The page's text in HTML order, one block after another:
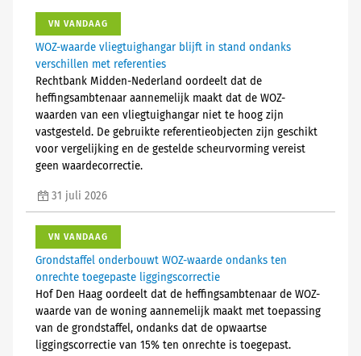
VN VANDAAG
WOZ-waarde vliegtuighangar blijft in stand ondanks
verschillen met referenties
Rechtbank Midden-Nederland oordeelt dat de
heffingsambtenaar aannemelijk maakt dat de WOZ-
waarden van een vliegtuighangar niet te hoog zijn
vastgesteld. De gebruikte referentieobjecten zijn geschikt
voor vergelijking en de gestelde scheurvorming vereist
geen waardecorrectie.
31 juli 2026
VN VANDAAG
Grondstaffel onderbouwt WOZ-waarde ondanks ten
onrechte toegepaste liggingscorrectie
Hof Den Haag oordeelt dat de heffingsambtenaar de WOZ-
waarde van de woning aannemelijk maakt met toepassing
van de grondstaffel, ondanks dat de opwaartse
liggingscorrectie van 15% ten onrechte is toegepast.